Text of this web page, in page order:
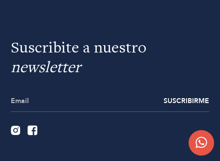
Suscribite a nuestro
newsletter
SUSCRIBIRME